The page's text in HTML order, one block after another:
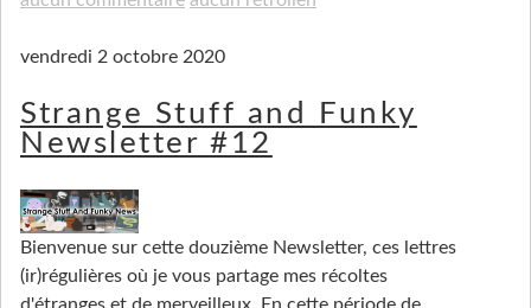
vendredi 2 octobre 2020
Strange Stuff and Funky
Newsletter #12
Bienvenue sur cette douzième Newsletter, ces lettres
(ir)régulières où je vous partage mes récoltes
d'étranges et de merveilleux. En cette période de